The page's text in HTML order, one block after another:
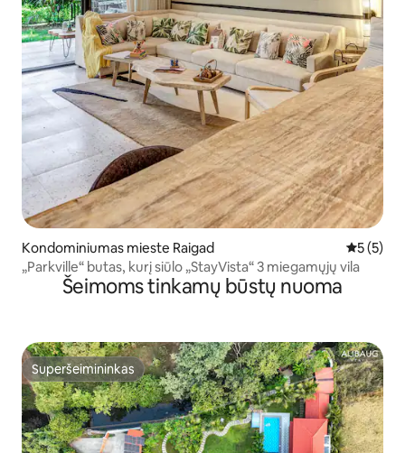
Kondominiumas mieste Raigad Vidutinis
5 (5)
„Parkville“ butas, kurį siūlo „StayVista“ 3 miegamųjų vila
Šeimoms tinkamų būstų nuoma
Superšeimininkas
Superšeimininkas